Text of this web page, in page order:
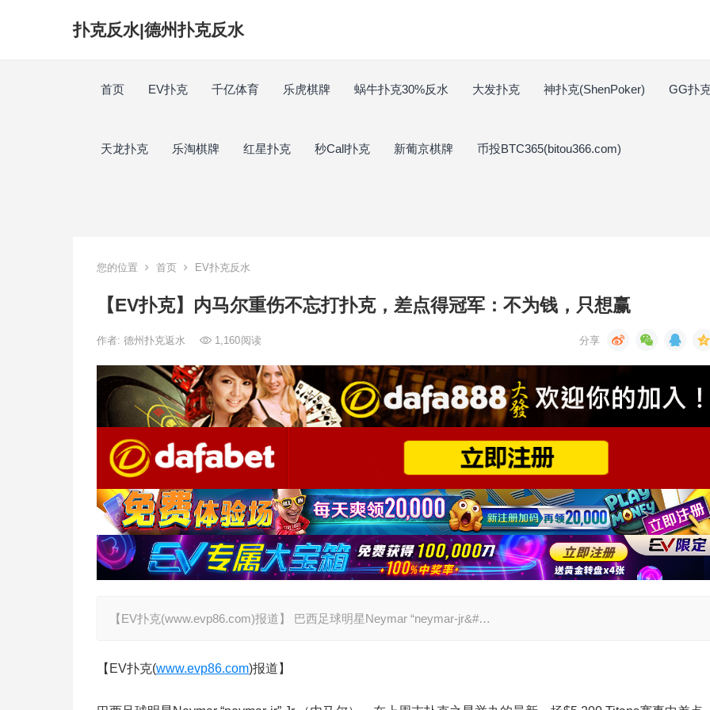
扑克反水|德州扑克反水
首页 EV扑克 千亿体育 乐虎棋牌 蜗牛扑克30%反水 大发扑克 神扑克(ShenPoker) GG扑
天龙扑克 乐淘棋牌 红星扑克 秒Call扑克 新葡京棋牌 币投BTC365(bitou366.com)
您的位置 首页 EV扑克反水
【EV扑克】内马尔重伤不忘打扑克，差点得冠军：不为钱，只想赢
作者: 德州扑克返水 1,160阅读
【EV扑克(www.evp86.com)报道】 巴西足球明星Neymar “neymar-jr&#…
【EV扑克(www.evp86.com)报道】